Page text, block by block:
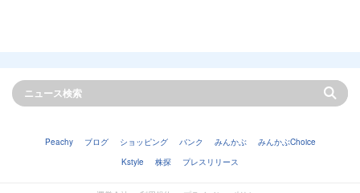
Peachy ブログ ショッピング バンク みんかぶ
みんかぶChoice
Kstyle
株探 プレスリリース